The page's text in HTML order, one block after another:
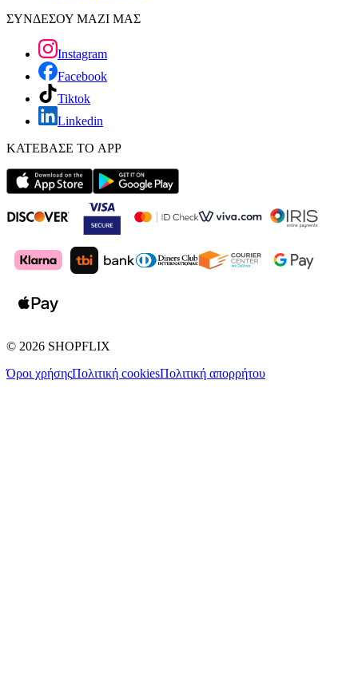
ΣΥΝΔΕΣΟΥ ΜΑΖΙ ΜΑΣ
Instagram
Facebook
Tiktok
Linkedin
ΚΑΤΕΒΑΣΕ ΤΟ APP
© 2026 SHOPFLIX
Όροι χρήσηςΠολιτική cookiesΠολιτική απορρήτου